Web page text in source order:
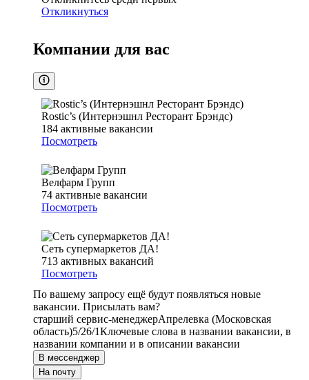
Откликнуться
Компании для вас
Rostic’s (Интернэшнл Ресторант Брэндс)
184 активные вакансии
Посмотреть
Велфарм Групп
74 активные вакансии
Посмотреть
Сеть супермаркетов ДА!
713 активных вакансий
Посмотреть
По вашему запросу ещё будут появляться новые
вакансии. Присылать вам?
старший сервис-менеджерАпрелевка (Московская
область)5/26/1Ключевые слова в названии вакансии, в
названии компании и в описании вакансии
В мессенджер
На почту